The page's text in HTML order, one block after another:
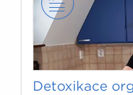
Detoxikace